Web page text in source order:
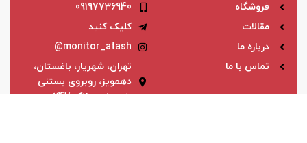
فروشگاه
مقالات
درباره ما
تماس با ما
09197736940
کلیک کنید
monitor_atash@
تهران، شهریار، باغستان،
دهمویز، روبروی بستنی
بنی علی، پلاک 247